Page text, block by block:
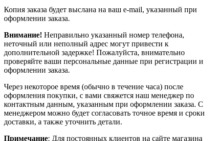
Копия заказа будет выслана на ваш e-mail, указанный при
оформлении заказа.
Внимание! Неправильно указанный номер телефона,
неточный или неполный адрес могут привести к
дополнительной задержке! Пожалуйста, внимательно
проверяйте ваши персональные данные при регистрации и
оформлении заказа.
Через некоторое время (обычно в течение часа) после
оформления покупки, с вами свяжется наш менеджер по
контактным данным, указанным при оформлении заказа. С
менеджером можно будет согласовать точное время и сроки
доставки, а также уточнить детали.
Примечание: Для постоянных клиентов на сайте магазина